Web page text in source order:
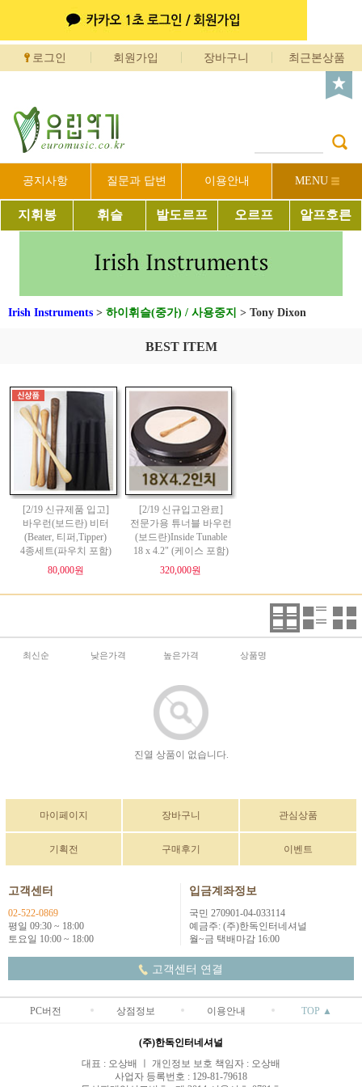
로그인 회원가입 장바구니 최근본상품
공지사항 질문과 답변 이용안내 MENU
지휘봉 휘슬 발도르프 오르프 알프호른
Irish Instruments > 하이휘슬(중가) / 사용중지 > Tony Dixon
BEST ITEM
[2/19 신규제품 입고]
바우런(보드란) 비터
(Beater, 티퍼,Tipper)
4종세트(파우치 포함)
80,000원
[2/19 신규입고완료]
전문가용 튜너블 바우런
(보드란)Inside Tunable
18 x 4.2" (케이스 포함)
320,000원
최신순 낮은가격 높은가격 상품명
진열 상품이 없습니다.
마이페이지 장바구니 관심상품
기획전 구매후기 이벤트
고객센터
02-522-0869
평일 09:30 ~ 18:00
토요일 10:00 ~ 18:00
입금계좌정보
국민 270901-04-033114
예금주: (주)한독인터네셔널
월~금 택배마감 16:00
고객센터 연결
PC버전 상점정보 이용안내 TOP ▲
(주)한독인터네셔널
대표 : 오상배 ㅣ 개인정보 보호 책임자 : 오상배
사업자 등록번호 : 129-81-79618